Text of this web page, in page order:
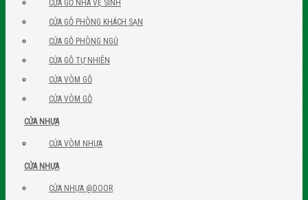
CỬA GỖ NHÀ VỆ SINH
CỬA GỖ PHÒNG KHÁCH SẠN
CỬA GỖ PHÒNG NGỦ
CỬA GỖ TỰ NHIÊN
CỬA VÒM GỖ
CỬA VÒM GỖ
CỬA NHỰA
CỬA VÒM NHỰA
CỬA NHỰA
CỬA NHỰA @DOOR